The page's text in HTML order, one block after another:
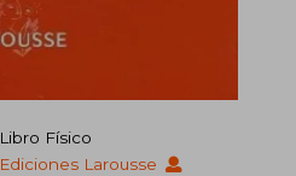
Libro Físico
Ediciones Larousse